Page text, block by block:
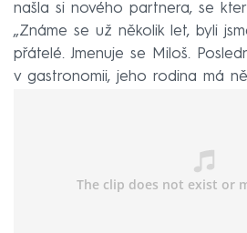
našla si nového partnera, se
„Známe se už několik let, byli
přátelé. Jmenuje se Miloš.
v gastronomii, jeho rodina má